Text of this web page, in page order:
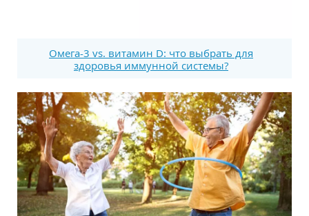
Омега-3 vs. витамин D: что выбрать для
здоровья иммунной системы?